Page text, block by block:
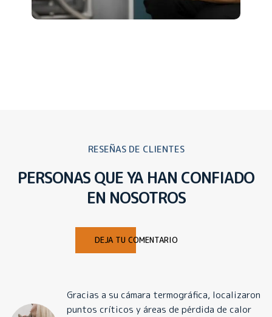
RESEÑAS DE CLIENTES
PERSONAS QUE YA HAN CONFIADO
EN NOSOTROS
DEJA TU COMENTARIO
Gracias a su cámara termográfica, localizaron
puntos críticos y áreas de pérdida de calor